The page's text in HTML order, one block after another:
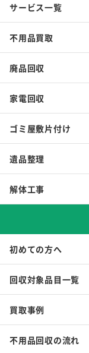
サービス一覧
不用品買取
廃品回収
家電回収
ゴミ屋敷片付け
遺品整理
解体工事
初めての方へ
回収対象品目一覧
買取事例
不用品回収の流れ